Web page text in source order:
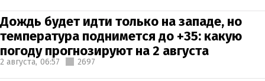
Дождь будет идти только на западе, но
температура поднимется до +35: какую
погоду прогнозируют на 2 августа
2 августа, 06:57 2697